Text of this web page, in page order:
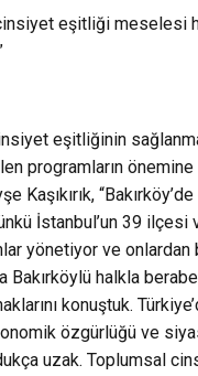
eşitliği meselesi
eşitliğinin
programların
Kaşıkırık,
İstanbul’un 39 ilçesi
yönetiyor ve onlardan
Bakırköylü halkla
konuştuk.
özgürlüğü ve
uzak. Toplumsal